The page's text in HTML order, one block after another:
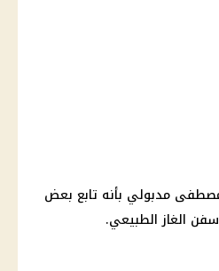
مدبولي بأنه تابع بعض
الغاز الطبيعي.